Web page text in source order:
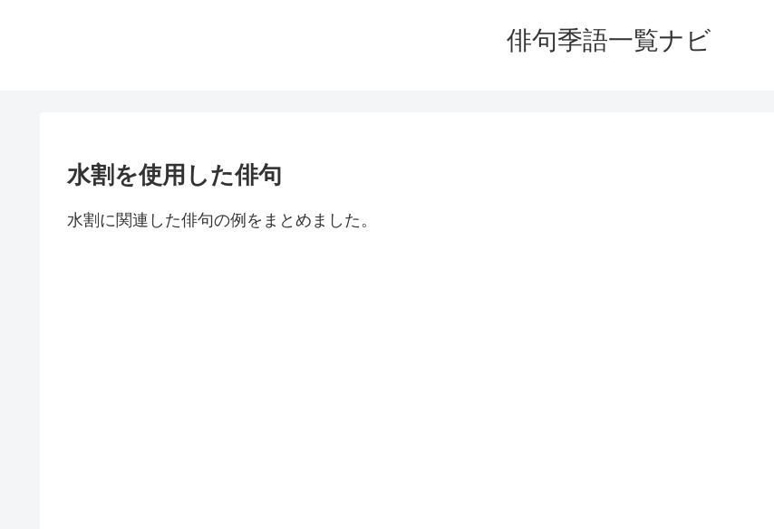
俳句季語一覧ナビ
水割を使用した俳句
水割に関連した俳句の例をまとめました。